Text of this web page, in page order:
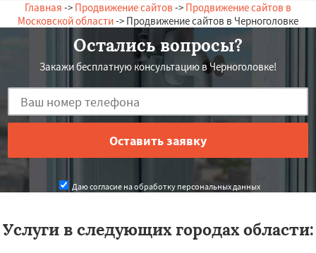
Главная -> Продвижение сайтов -> Продвижение сайтов в
Московской области-> Продвижение сайтов в Черноголовке
Остались вопросы?
Закажи бесплатную консультацию в Черноголовке!
Даю согласие на обработку персональных данных
Услуги в следующих городах области: